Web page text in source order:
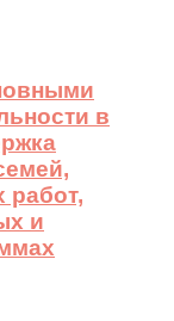
в
работ,
и